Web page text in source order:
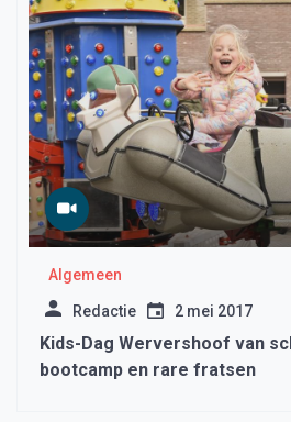
Algemeen
Redactie 2 mei 2017
Kids-Dag Wervershoof van
bootcamp en rare fratsen